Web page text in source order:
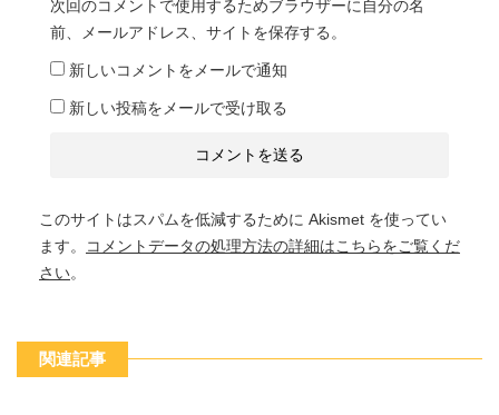
次回のコメントで使用するためブラウザーに自分の名
前、メールアドレス、サイトを保存する。
新しいコメントをメールで通知
新しい投稿をメールで受け取る
このサイトはスパムを低減するために Akismet を使ってい
ます。
コメントデータの処理方法の詳細はこちらをご覧くだ
さい。
関連記事